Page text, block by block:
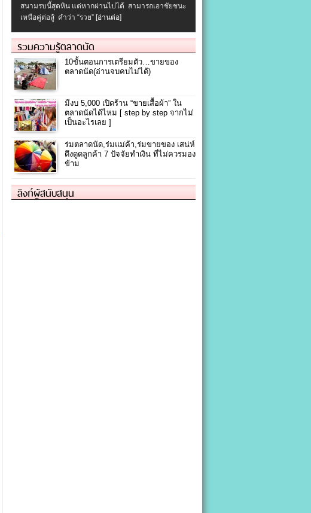
สนามรบนี้สุดหิน แต่หากผ่านไปได้ สามารถเอาชัยชนะ
เหนือคู่ต่อสู้ คำว่า “รวย” [อ่านต่อ]
รวมความรู้ตลาดนัด
10ขั้นตอนการเตรียมตัว…ขายของ
ตลาดนัด(อ่านจบคบไม่ได้)
มีงบ 5,000 เปิดร้าน “ขายเสื้อผ้า” ใน
ตลาดนัดได้ไหม [ step by step จากไม่
เป็นอะไรเลย ]
ร่มตลาดนัด,ร่มแม่ค้า,ร่มขายของ เสน่ห์
ดึงดูดลูกค้า 7 ปัจจัยทำเงิน ที่ไม่ควรมอง
ข้าม
ลิงก์ผู้สนับสนุน